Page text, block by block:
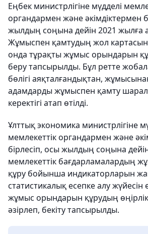
Еңбек министрлігіне мүдделі
органдармен және әкімдіктермен
жылдың соңына дейін 2021 жылға
Жұмыспен қамтудың жол
онда тұрақты жұмыс орындарын
беру тапсырылды. Бұл ретте
бөлігі аяқталғандықтан,
адамдарды жұмыспен қамту
керектігі атап өтілді.
Ұлттық экономика министрлігіне
мемлекеттік органдармен және
бірлесіп, осы жылдың соңына
мемлекеттік бағдарламалардың
құру бойынша индикаторларын
статистикалық есепке алу жүйесін
жұмыс орындарын құрудың
әзірлеп, бекіту тапсырылды.